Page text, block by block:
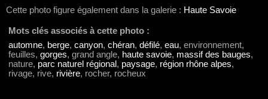
Cette photo figure également dans la galerie : Haute Savoie
Mots clés associés à cette photo :
automne, berge, canyon, chéran, défilé, eau, environnement,
feuilles, gorges, grand angle, haute savoie, massif des bauges,
nature, parc naturel régional , paysage, région rhône alpes,
rivage, rive, rivière, rocher, rocheux